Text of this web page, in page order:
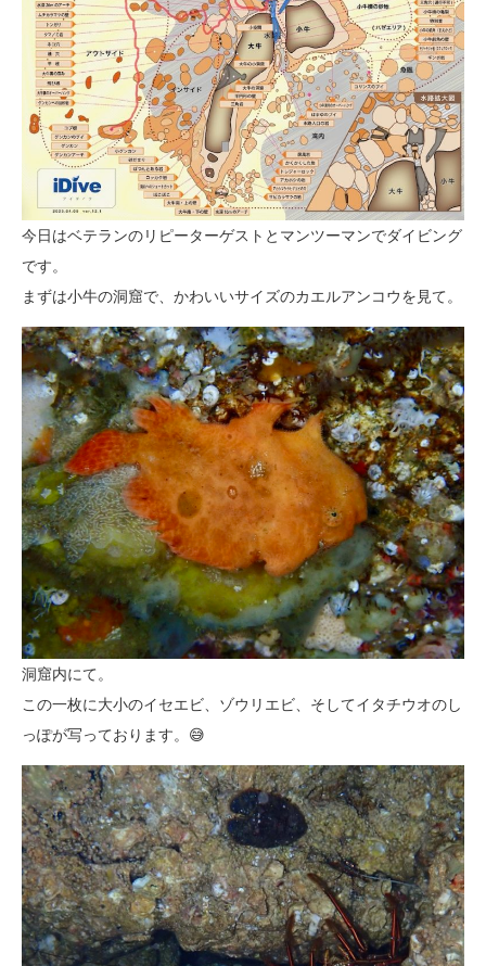
今日はベテランのリピーターゲストとマンツーマンでダイビング
です。
まずは小牛の洞窟で、かわいいサイズのカエルアンコウを見て。
洞窟内にて。
この一枚に大小のイセエビ、ゾウリエビ、そしてイタチウオのし
っぽが写っております。😅